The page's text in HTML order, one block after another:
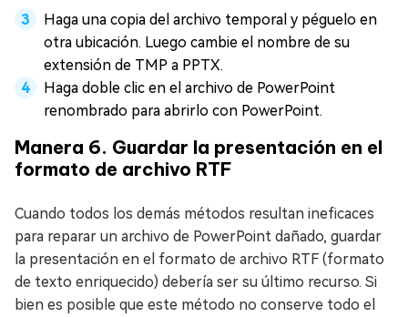
Haga una copia del archivo temporal y péguelo en
otra ubicación. Luego cambie el nombre de su
extensión de TMP a PPTX.
Haga doble clic en el archivo de PowerPoint
renombrado para abrirlo con PowerPoint.
Manera 6. Guardar la presentación en el
formato de archivo RTF
Cuando todos los demás métodos resultan ineficaces
para reparar un archivo de PowerPoint dañado, guardar
la presentación en el formato de archivo RTF (formato
de texto enriquecido) debería ser su último recurso. Si
bien es posible que este método no conserve todo el